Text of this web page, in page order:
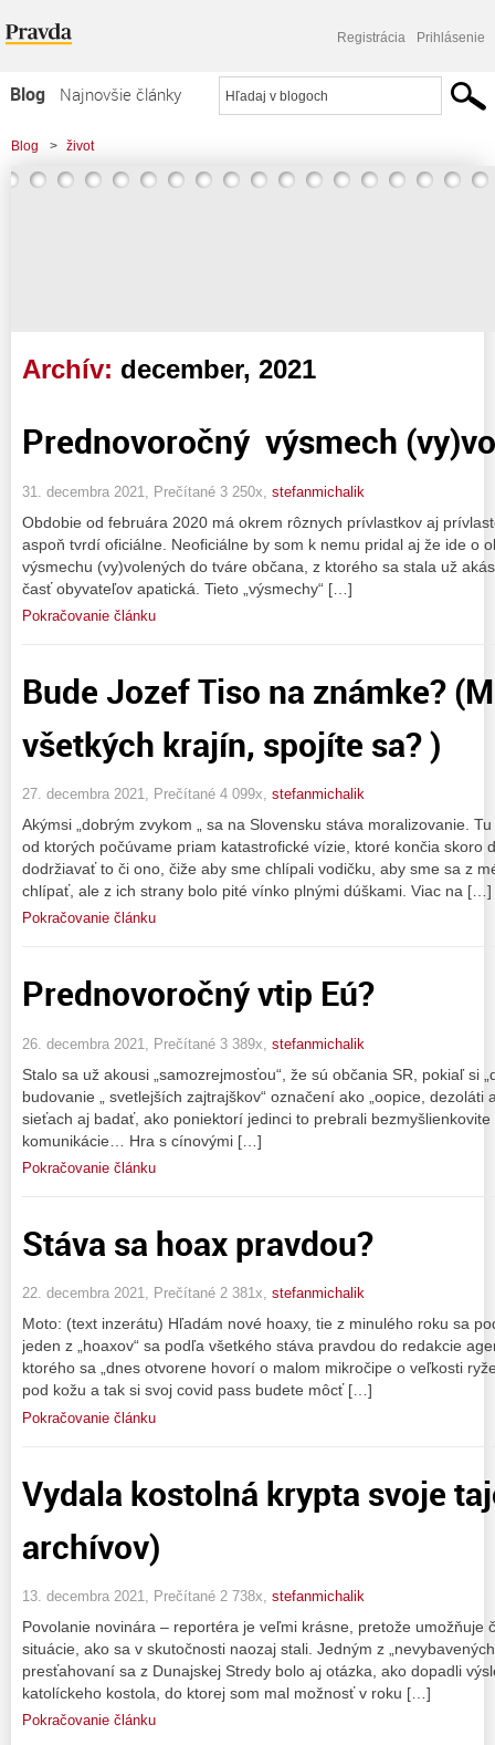
Registrácia Prihlásenie
Blog
Najnovšie články
Najčítanejšie články
Najkomentovanejšie články
Blog > život
Archív: december, 2021
Prednovoročný výsmech
31. decembra 2021, Prečítané 3 250x, stefanmichalik
Obdobie od februára 2020 má okrem rôznych prívlastkov aj
aspoň tvrdí oficiálne. Neoficiálne by som k nemu pridal aj že ide o
výsmechu (vy)volených do tváre občana, z ktorého sa stala už
časť obyvateľov apatická. Tieto „výsmechy“ […]
Pokračovanie článku
Bude Jozef Tiso na známke?
všetkých krajín, spojíte sa? )
27. decembra 2021, Prečítané 4 099x, stefanmichalik
Akýmsi „dobrým zvykom „ sa na Slovensku stáva moralizovanie.
od ktorých počúvame priam katastrofické vízie, ktoré končia skoro
dodržiavať to či ono, čiže aby sme chlípali vodičku, aby sme sa z
chlípať, ale z ich strany bolo pité vínko plnými dúškami. Viac na […]
Pokračovanie článku
Prednovoročný vtip Eú?
26. decembra 2021, Prečítané 3 389x, stefanmichalik
Stalo sa už akousi „samozrejmosťou“, že sú občania SR, pokiaľ si
budovanie „ svetlejších zajtrajškov“ označení ako „oopice,
sieťach aj badať, ako poniektorí jedinci to prebrali
komunikácie… Hra s cínovými […]
Pokračovanie článku
Stáva sa hoax pravdou?
22. decembra 2021, Prečítané 2 381x, stefanmichalik
Moto: (text inzerátu) Hľadám nové hoaxy, tie z minulého roku sa
jeden z „hoaxov“ sa podľa všetkého stáva pravdou do redakcie
ktorého sa „dnes otvorene hovorí o malom mikročipe o veľkosti
pod kožu a tak si svoj covid pass budete môcť […]
Pokračovanie článku
Vydala kostolná krypta svoje
archívov)
13. decembra 2021, Prečítané 2 738x, stefanmichalik
Povolanie novinára – reportéra je veľmi krásne, pretože umožňuje
situácie, ako sa v skutočnosti naozaj stali. Jedným z
presťahovaní sa z Dunajskej Stredy bolo aj otázka, ako dopadli
katolíckeho kostola, do ktorej som mal možnosť v roku […]
Pokračovanie článku